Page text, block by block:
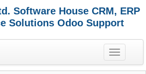
Software House CRM, ERP
Solutions Odoo Support
T
o
g